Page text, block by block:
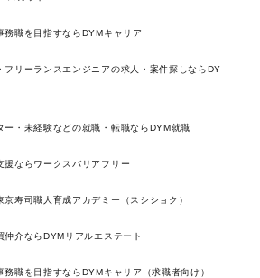
務職を目指すならDYMキャリア
フリーランスエンジニアの求人・案件探しならDY
ー・未経験などの就職・転職ならDYM就職
援ならワークスバリアフリー
寿司職人育成アカデミー（スシショク）
介ならDYMリアルエステート
職を目指すならDYMキャリア（求職者向け）